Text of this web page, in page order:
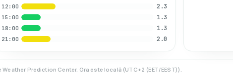
12:00 2.3
15:00 1.3
18:00 1.3
21:00 2.0
Weather Prediction Center. Ora este locală(UTC+2 (EET/EEST)).